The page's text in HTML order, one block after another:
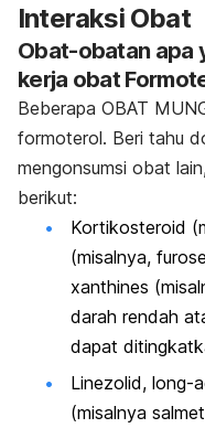
Interaksi Obat
Obat-obatan apa
kerja obat
Beberapa OBAT
formoterol. Beri tahu
mengonsumsi obat
berikut:
Kortikosteroid
(misalnya,
xanthines
darah rendah
dapat
Linezolid, long-
(misalnya